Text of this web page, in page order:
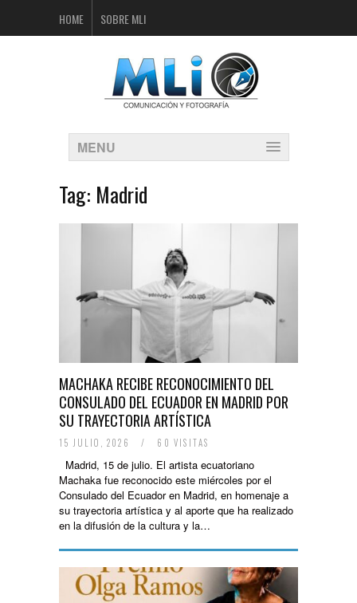
HOME SOBRE MLI
MENU
Tag: Madrid
MACHAKA RECIBE RECONOCIMIENTO DEL
CONSULADO DEL ECUADOR EN MADRID POR
SU TRAYECTORIA ARTÍSTICA
15 JULIO, 2026 / 60 VISITAS
Madrid, 15 de julio. El artista ecuatoriano
Machaka fue reconocido este miércoles por el
Consulado del Ecuador en Madrid, en homenaje a
su trayectoria artística y al aporte que ha realizado
en la difusión de la cultura y la…